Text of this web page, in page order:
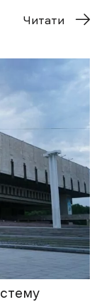
Читати